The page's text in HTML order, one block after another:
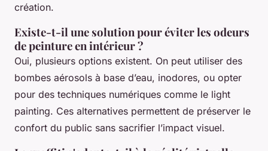
création.
Existe-t-il une solution pour éviter les odeurs
de peinture en intérieur ?
Oui, plusieurs options existent. On peut utiliser des
bombes aérosols à base d’eau, inodores, ou opter
pour des techniques numériques comme le light
painting. Ces alternatives permettent de préserver le
confort du public sans sacrifier l’impact visuel.